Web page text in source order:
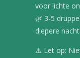
voor lichte
🌿 3-5
diepere
⚠️ Let op: